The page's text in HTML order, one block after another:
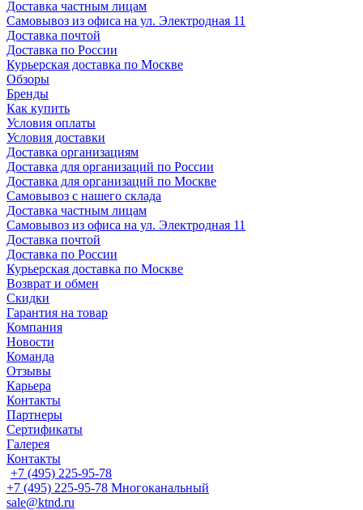
Доставка частным лицам
Самовывоз из офиса на ул. Электродная 11
Доставка почтой
Доставка по России
Курьерская доставка по Москве
Обзоры
Бренды
Как купить
Условия оплаты
Условия доставки
Доставка организациям
Доставка для организаций по России
Доставка для организаций по Москве
Самовывоз с нашего склада
Доставка частным лицам
Самовывоз из офиса на ул. Электродная 11
Доставка почтой
Доставка по России
Курьерская доставка по Москве
Возврат и обмен
Скидки
Гарантия на товар
Компания
Новости
Команда
Отзывы
Карьера
Контакты
Партнеры
Сертификаты
Галерея
Контакты
+7 (495) 225-95-78
+7 (495) 225-95-78 Многоканальный
sale@ktnd.ru